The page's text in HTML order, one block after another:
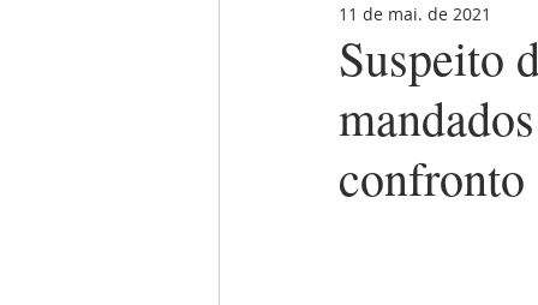
Suspeito
confronto
11 de mai. de 2021